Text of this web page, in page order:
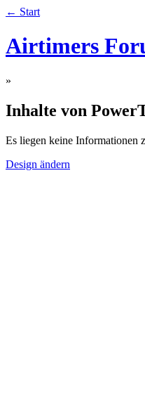
← Start
Airtimers
»
Inhalte von
Es liegen keine Informationen
Design ändern